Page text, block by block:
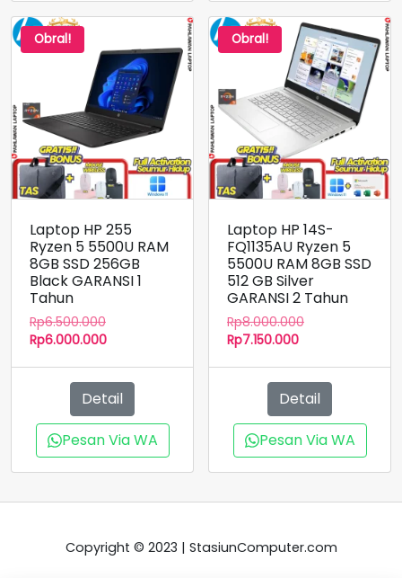
Obral!
Laptop HP 255
Ryzen 5 5500U RAM
8GB SSD 256GB
Black GARANSI 1
Tahun
Rp6.500.000Harga
aslinya
Rp6.000.000Harga
adalah:
Rp6.000.000.
Detail
Pesan Via WA
Obral!
Laptop HP 14S-
FQ1135AU Ryzen 5
5500U RAM 8GB SSD
512 GB Silver
GARANSI 2 Tahun
Rp8.000.000Harga
Rp7.150.000Harga
adalah:
Rp7.150.000.
Detail
Pesan Via WA
Copyright © 2023 | StasiunComputer.com